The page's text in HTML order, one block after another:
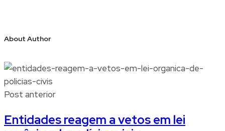
About Author
Post anterior
Entidades reagem a vetos em lei